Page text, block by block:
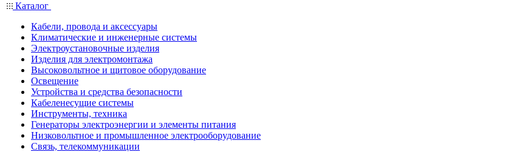
Каталог
Кабели, провода и аксессуары
Климатические и инженерные системы
Электроустановочные изделия
Изделия для электромонтажа
Высоковольтное и щитовое оборудование
Освещение
Устройства и средства безопасности
Кабеленесущие системы
Инструменты, техника
Генераторы электроэнергии и элементы питания
Низковольтное и промышленное электрооборудование
Связь, телекоммуникации